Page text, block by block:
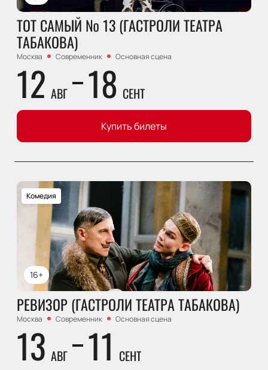
ТОТ САМЫЙ № 13 (ГАСТРОЛИ ТЕАТРА
ТАБАКОВА)
Москва Современник Основная сцена
12 АВГ 18 СЕНТ
Купить билеты
16+
Комедия
РЕВИЗОР (ГАСТРОЛИ ТЕАТРА ТАБАКОВА)
Москва Современник Основная сцена
13 АВГ 11 СЕНТ